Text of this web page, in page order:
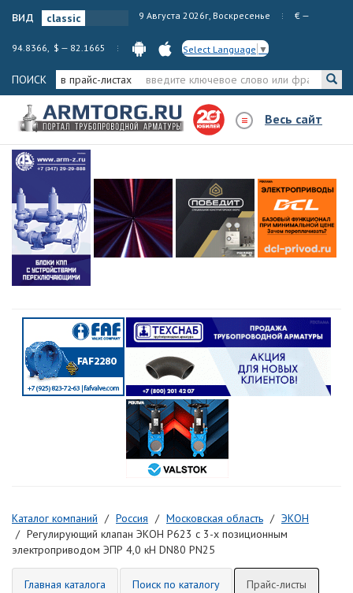
вид 9 Августа 2026г, Воскресенье € —
94.8366, $ — 82.1665 Select Language ▼
ПОИСК в прайс-листах
Весь сайт
Каталог компаний Россия Московская область
ЭКОН
Регулирующий клапан ЭКОН Р623 с 3-х позиционным
электроприводом ЭПР 4,0 кН DN80 PN25
Главная каталога Поиск по каталогу Прайс-листы